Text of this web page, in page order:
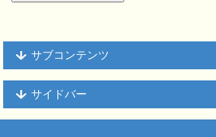
サブコンテンツ
サイドバー